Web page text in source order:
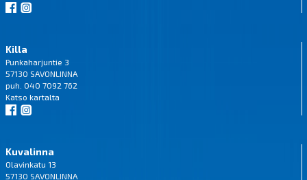
Killa
Punkaharjuntie 3
57130 SAVONLINNA
puh. 040 7092 762
Katso kartalta
Kuvalinna
Olavinkatu 13
57130 SAVONLINNA